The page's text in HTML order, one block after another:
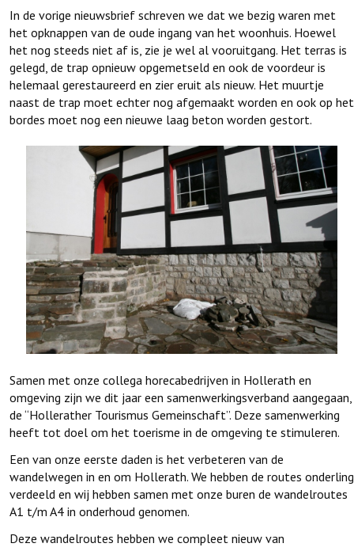
In de vorige nieuwsbrief schreven we dat we bezig waren met
het opknappen van de oude ingang van het woonhuis. Hoewel
het nog steeds niet af is, zie je wel al vooruitgang. Het terras is
gelegd, de trap opnieuw opgemetseld en ook de voordeur is
helemaal gerestaureerd en zier eruit als nieuw. Het muurtje
naast de trap moet echter nog afgemaakt worden en ook op het
bordes moet nog een nieuwe laag beton worden gestort.
Samen met onze collega horecabedrijven in Hollerath en
omgeving zijn we dit jaar een samenwerkingsverband aangegaan,
de “Hollerather Tourismus Gemeinschaft”. Deze samenwerking
heeft tot doel om het toerisme in de omgeving te stimuleren.
Een van onze eerste daden is het verbeteren van de
wandelwegen in en om Hollerath. We hebben de routes onderling
verdeeld en wij hebben samen met onze buren de wandelroutes
A1 t/m A4 in onderhoud genomen.
Deze wandelroutes hebben we compleet nieuw van